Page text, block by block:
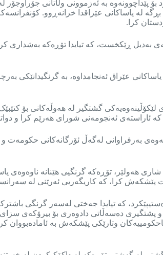
بۆ پێداچوونەوە بە ئەزموونی وڵاتانی
ڕستەی بەدیل ڕێکخست، کە تیایدا تۆڕەکە
لەسەر یاساکانی عێراق ئەنجامداوە، بە
لێکۆڵینەوەیەکی گشتگیر لە
ئەنجومەنی شورای هەرێم کرا و
بەغدا، کۆبوونەوەی بەرفراوانی لەگەڵ
ئاشتی لە شاری هەولێر، تۆڕەکە گرنگیی
پێشکەش کرا، کە کاریگەریی ئەرێنی لە
کە تیایدا جەختی لەسەر گرنگی
و پشتگیری دەسەڵاتی دادوەری بۆ بیرۆکەی
وتارێکی پێشکەش بە ئامادەبووان